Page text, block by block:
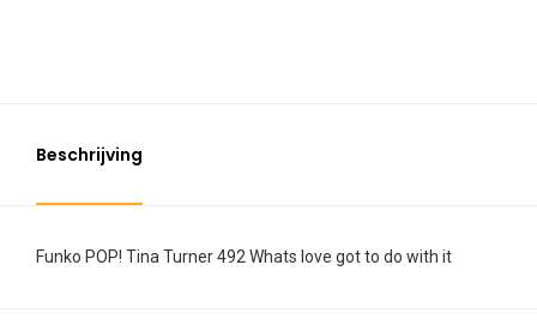
Beschrijving
Funko POP! Tina Turner 492 Whats love got to do with it